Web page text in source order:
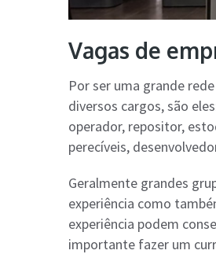
Vagas de
Por ser uma grande
diversos cargos, são
operador, repositor,
perecíveis,
Geralmente grandes
experiência como
experiência podem
importante fazer um